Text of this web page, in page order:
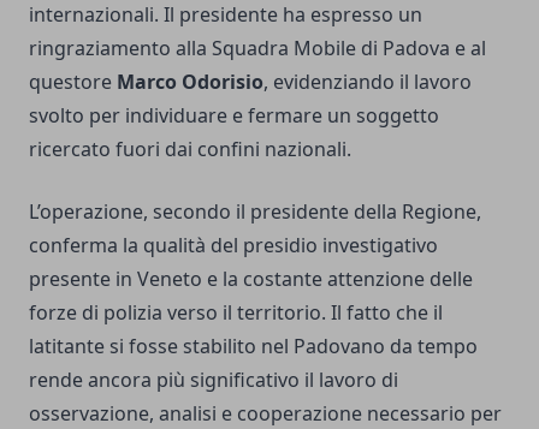
internazionali. Il presidente ha espresso un
ringraziamento alla Squadra Mobile di Padova e al
questore Marco Odorisio, evidenziando il lavoro
svolto per individuare e fermare un soggetto
ricercato fuori dai confini nazionali.
L’operazione, secondo il presidente della Regione,
conferma la qualità del presidio investigativo
presente in Veneto e la costante attenzione delle
forze di polizia verso il territorio. Il fatto che il
latitante si fosse stabilito nel Padovano da tempo
rende ancora più significativo il lavoro di
osservazione, analisi e cooperazione necessario per